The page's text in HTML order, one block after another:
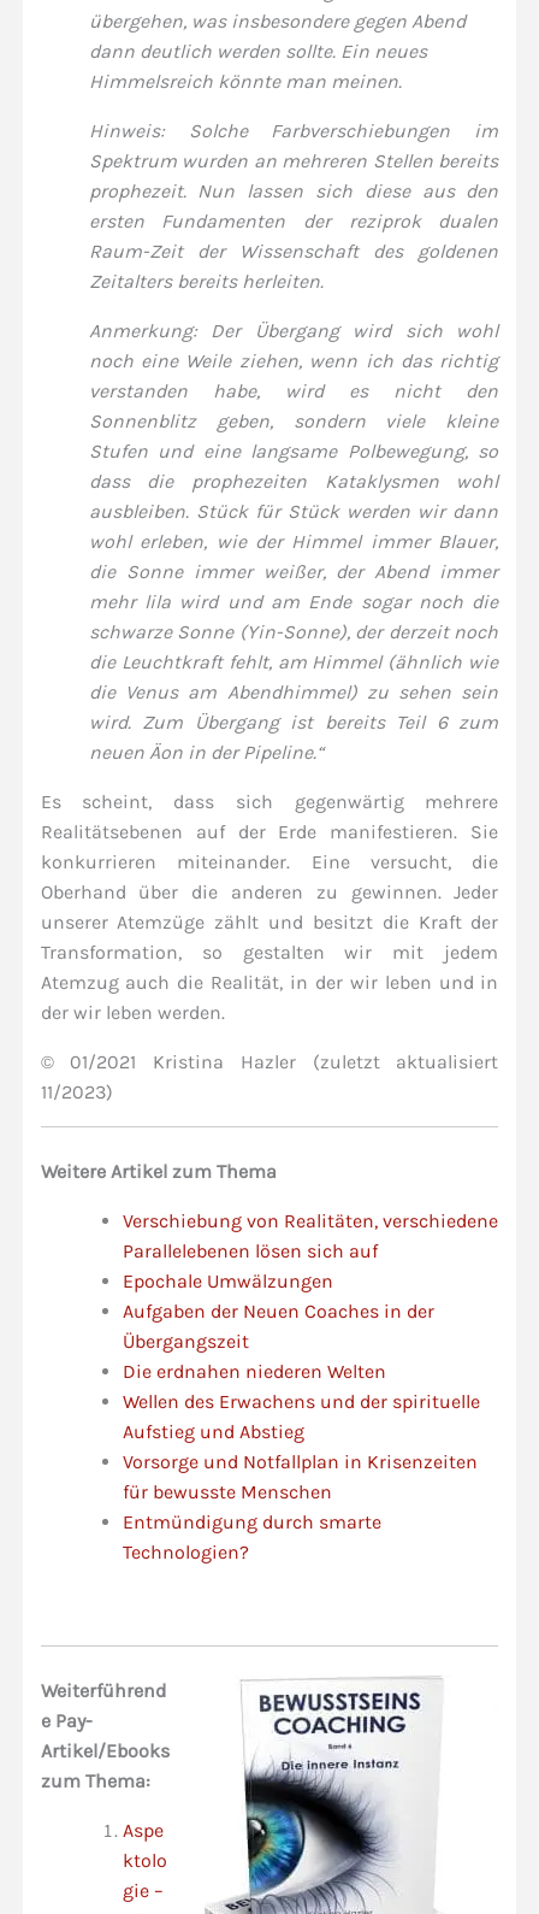
übergehen, was insbesondere gegen Abend
dann deutlich werden sollte. Ein neues
Himmelsreich könnte man meinen.
Hinweis: Solche Farbverschiebungen im
Spektrum wurden an mehreren Stellen bereits
prophezeit. Nun lassen sich diese aus den
ersten Fundamenten der reziprok dualen
Raum-Zeit der Wissenschaft des goldenen
Zeitalters bereits herleiten.
Anmerkung: Der Übergang wird sich wohl
noch eine Weile ziehen, wenn ich das richtig
verstanden habe, wird es nicht den
Sonnenblitz geben, sondern viele kleine
Stufen und eine langsame Polbewegung, so
dass die prophezeiten Kataklysmen wohl
ausbleiben. Stück für Stück werden wir dann
wohl erleben, wie der Himmel immer Blauer,
die Sonne immer weißer, der Abend immer
mehr lila wird und am Ende sogar noch die
schwarze Sonne (Yin-Sonne), der derzeit noch
die Leuchtkraft fehlt, am Himmel (ähnlich wie
die Venus am Abendhimmel) zu sehen sein
wird. Zum Übergang ist bereits Teil 6 zum
neuen Äon in der Pipeline.“
Es scheint, dass sich gegenwärtig mehrere
Realitätsebenen auf der Erde manifestieren. Sie
konkurrieren miteinander. Eine versucht, die
Oberhand über die anderen zu gewinnen. Jeder
unserer Atemzüge zählt und besitzt die Kraft der
Transformation, so gestalten wir mit jedem
Atemzug auch die Realität, in der wir leben und in
der wir leben werden.
© 01/2021 Kristina Hazler (zuletzt aktualisiert
11/2023)
Weitere Artikel zum Thema
Verschiebung von Realitäten, verschiedene
Parallelebenen lösen sich auf
Epochale Umwälzungen
Aufgaben der Neuen Coaches in der
Übergangszeit
Die erdnahen niederen Welten
Wellen des Erwachens und der spirituelle
Aufstieg und Abstieg
Vorsorge und Notfallplan in Krisenzeiten
für bewusste Menschen
Entmündigung durch smarte
Technologien?
Weiterführend
e Pay-
Artikel/Ebooks
zum Thema:
Aspe
ktolo
gie –